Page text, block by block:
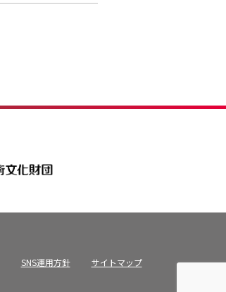
SNS運用方針 サイトマップ